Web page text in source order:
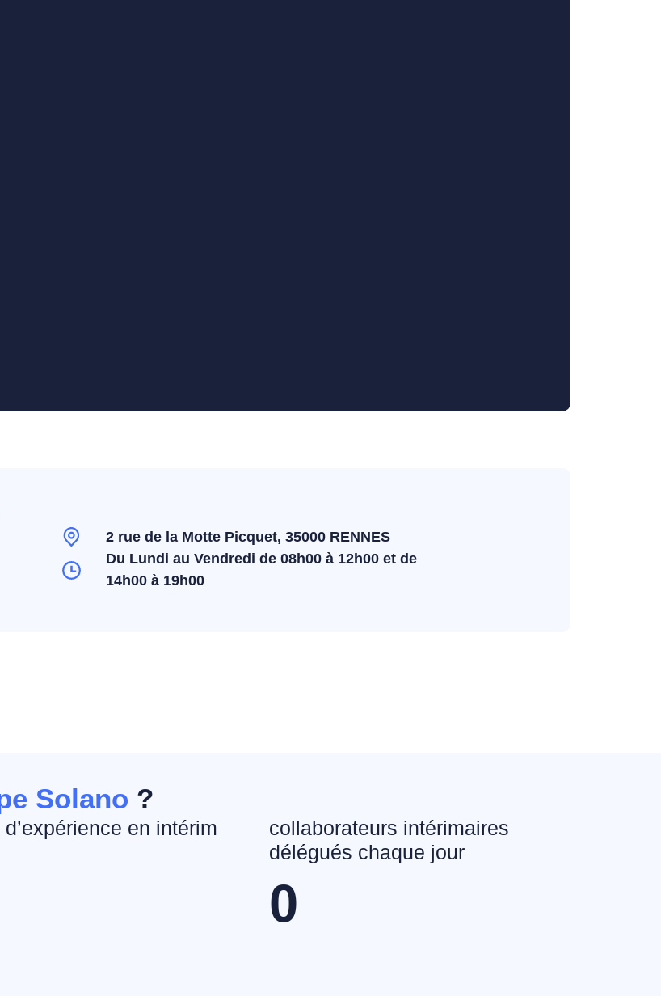
2 rue de la Motte Picquet, 35000 RENNES
Du Lundi au Vendredi de 08h00 à 12h00 et de
14h00 à 19h00
Solano ?
d’expérience en intérim
collaborateurs intérimaires
délégués chaque jour
0